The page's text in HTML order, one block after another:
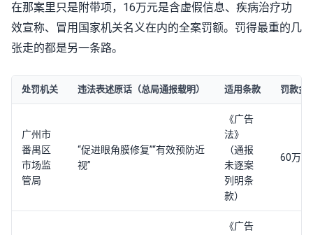
在那案里只是附带项，16万元是含虚假信息、疾病治疗功
效宣称、冒用国家机关名义在内的全案罚额。罚得最重的几
张走的都是另一条路。
处罚机关 违法表述原话（总局通报载明） 适用条款 罚款金
广州市
番禺区
市场监
管局
“促进眼角膜修复”“有效预防近
视”
《广告
法》
（通报
未逐案
列明条
款）
60万元
《广告